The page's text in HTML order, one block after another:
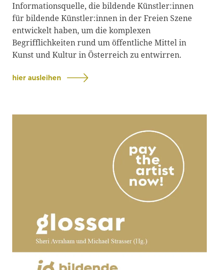
Informationsquelle, die bildende Künstler:innen
für bildende Künstler:innen in der Freien Szene
entwickelt haben, um die komplexen
Begrifflichkeiten rund um öffentliche Mittel in
Kunst und Kultur in Österreich zu entwirren.
hier ausleihen